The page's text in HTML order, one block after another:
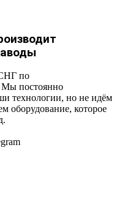
по
Мы постоянно
технологии, но не идём
оборудование, которое